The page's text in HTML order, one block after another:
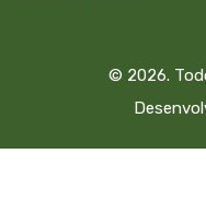
© 2026.